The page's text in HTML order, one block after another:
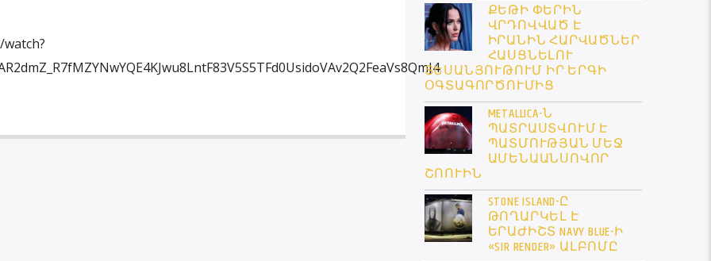
ՔԵԹԻ ՓԵՐԻՆ
ՎՐԴՈՎՎԱԾ Է
ԻՐԱՆԻՆ ՀԱՐՎԱԾՆԵՐ
ՀԱՍՑՆԵԼՈՒ
ՏԵՍԱՆՅՈՒԹՈՒՄ ԻՐ ԵՐԳԻ
ՕԳՏԱԳՈՐԾՈՒՄԻՑ
METALLICA-Ն
ՊԱՏՐԱՍՏՎՈՒՄ Է
ՊԱՏՄՈՒԹՅԱՆ ՄԵՋ
ԱՄԵՆԱԱՆՍՈՎՈՐ
ՇՈՈՒԻՆ
STONE ISLAND-Ը
ԹՈՂԱՐԿԵԼ Է
ԵՐԱԺԻՇՏ NAVY BLUE-Ի
«SIR RENDER» ԱԼԲՈՄԸ